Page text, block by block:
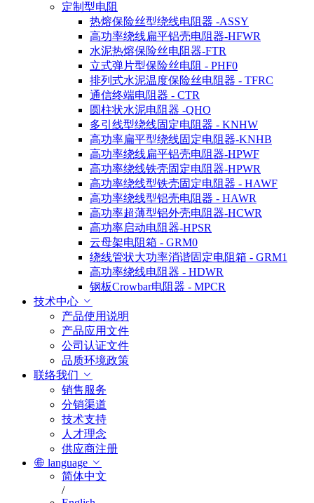
定制型电阻
热熔保险丝型绕线电阻器 -ASSY
高功率绕线扁平铝壳电阻器-HFWR
水泥热熔保险丝电阻器-FTR
立式弹片型保险丝电阻 - PHF0
排列式水泥温度保险丝电阻器 - TFRC
通信终端电阻器 - CTR
圆柱状水泥电阻器 -QHO
多引线型绕线固定电阻器 - KNHW
高功率扁平型绕线固定电阻器-KNHB
高功率绕线扁平铝壳电阻器-HPWF
高功率绕线铁壳固定电阻器-HPWR
高功率绕线型铁壳固定电阻器 - HAWF
高功率绕线型铝壳电阻器 - HAWR
高功率超薄型铝外壳电阻器-HCWR
高功率启动电阻器-HPSR
云母架电阻箱 - GRM0
绕线管状大功率消谐固定电阻箱 - GRM1
高功率绕线电阻器 - HDWR
钢板Crowbar电阻器 - MPCR
技术中心
产品使用说明
产品应用文件
公司认证文件
品质环境政策
联络我们
销售服务
分销渠道
技术支持
人才理念
供应商注册
language
简体中文
/